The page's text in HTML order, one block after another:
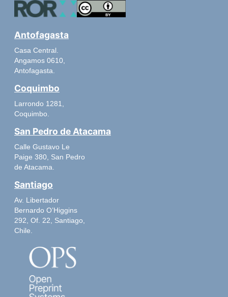
Antofagasta
Casa Central.
Angamos 0610,
Antofagasta.
Coquimbo
Larrondo 1281,
Coquimbo.
San Pedro de Atacama
Calle Gustavo Le
Paige 380, San Pedro
de Atacama.
Santiago
Av. Libertador
Bernardo O’Higgins
292, Of. 22, Santiago,
Chile.